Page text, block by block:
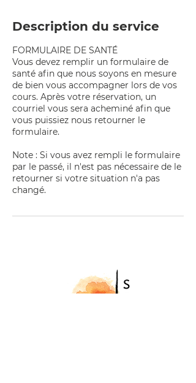
Description du service
FORMULAIRE DE SANTÉ
Vous devez remplir un formulaire de
santé afin que nous soyons en mesure
de bien vous accompagner lors de vos
cours. Après votre réservation, un
courriel vous sera acheminé afin que
vous puissiez nous retourner le
formulaire.
Note : Si vous avez rempli le formulaire
par le passé, il n'est pas nécessaire de le
retourner si votre situation n'a pas
changé.